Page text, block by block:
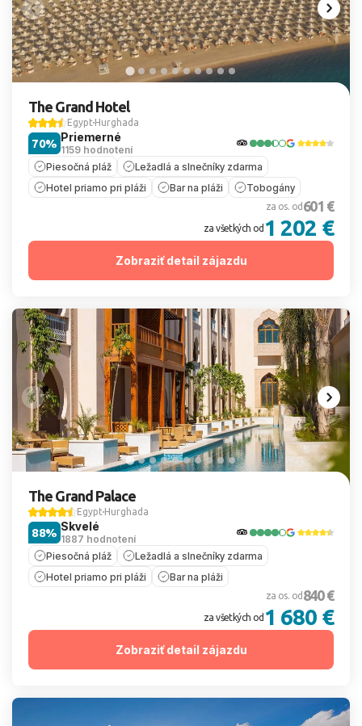
The Grand Hotel
Egypt Hurghada
Priemerné
1159 hodnotení
70%
Piesočná pláž
Ležadlá a slnečníky zdarma
Hotel priamo pri pláži
Bar na pláži Tobogány
za os. od 601 €
za všetkých od 1 202 €
Zobraziť detail zájazdu
The Grand Palace
Egypt Hurghada
Skvelé
1887 hodnotení
88%
Piesočná pláž
Ležadlá a slnečníky zdarma
Hotel priamo pri pláži
Bar na pláži
za os. od 840 €
za všetkých od 1 680 €
Zobraziť detail zájazdu